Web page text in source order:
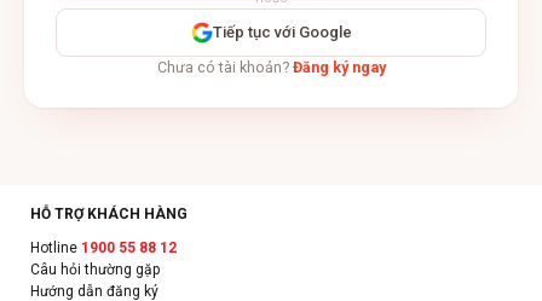
Tiếp tục với Google
Chưa có tài khoản? Đăng ký ngay
HỖ TRỢ KHÁCH HÀNG
Hotline 1900 55 88 12
Câu hỏi thường gặp
Hướng dẫn đăng ký